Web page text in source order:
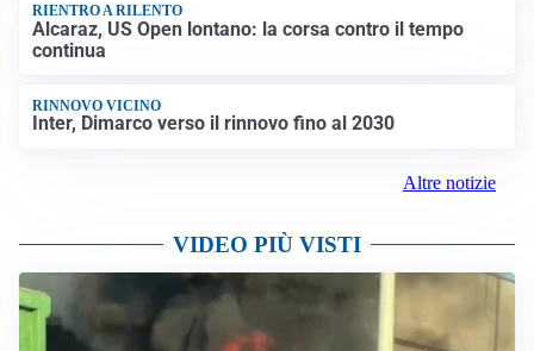
RIENTRO A RILENTO
Alcaraz, US Open lontano: la corsa contro il tempo
continua
RINNOVO VICINO
Inter, Dimarco verso il rinnovo fino al 2030
Altre notizie
VIDEO PIÙ VISTI